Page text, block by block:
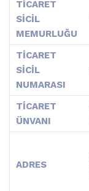
TİCARET
SİCİL
MEMURLUĞU
TİCARET
SİCİL
NUMARASI
TİCARET
ÜNVANI
ADRES